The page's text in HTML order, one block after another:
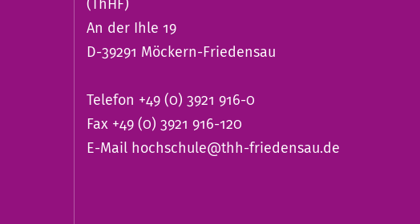
(ThHF)
An der Ihle 19
D-39291 Möckern-Friedensau
Telefon +49 (0) 3921 916-0
Fax +49 (0) 3921 916-120
E-Mail hochschule@thh-friedensau.de